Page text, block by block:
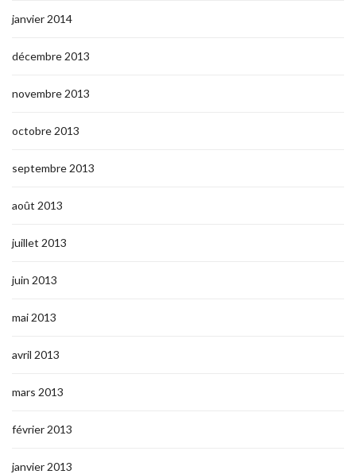
janvier 2014
décembre 2013
novembre 2013
octobre 2013
septembre 2013
août 2013
juillet 2013
juin 2013
mai 2013
avril 2013
mars 2013
février 2013
janvier 2013